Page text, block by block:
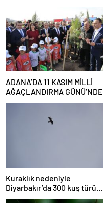
ADANA’DA 11 KASIM MİLLİ
AĞAÇLANDIRMA GÜNÜ’NDE
FİDANLAR TOPRAKLA
Kuraklık nedeniyle
Diyarbakır’da 300 kuş türü
tehdit altında